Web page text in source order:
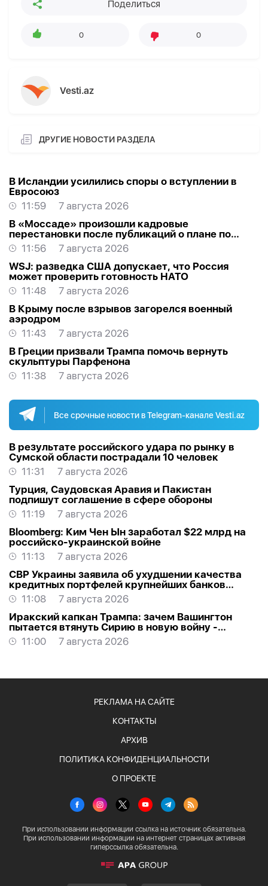
Поделиться
0 0
Vesti.az
ДРУГИЕ НОВОСТИ РАЗДЕЛА
В Исландии усилились споры о вступлении в
Евросоюз
11:59
7 августа 2026
В «Моссаде» произошли кадровые
перестановки после публикаций о плане по
Ирану
11:56
7 августа 2026
WSJ: разведка США допускает, что Россия
может проверить готовность НАТО
11:48
7 августа 2026
В Крыму после взрывов загорелся военный
аэродром
11:43
7 августа 2026
В Греции призвали Трампа помочь вернуть
скульптуры Парфенона
11:38
7 августа 2026
Все срочные новости в Telegram-канале Vesti.az
В результате российского удара по рынку в
Сумской области пострадали 10 человек
11:31
7 августа 2026
Турция, Саудовская Аравия и Пакистан
подпишут соглашение в сфере обороны
11:19
7 августа 2026
Bloomberg: Ким Чен Ын заработал $22 млрд на
российско-украинской войне
11:13
7 августа 2026
СВР Украины заявила об ухудшении качества
кредитных портфелей крупнейших банков
России
11:08
7 августа 2026
Иракский капкан Трампа: зачем Вашингтон
пытается втянуть Сирию в новую войну -
АНАЛИТИКА
11:00 7 августа 2026
РЕКЛАМА НА САЙТЕ
КОНТАКТЫ
АРХИВ
ПОЛИТИКА КОНФИДЕНЦИАЛЬНОСТИ
О ПРОЕКТЕ
При использовании информации ссылка на источник обязательна.
При использовании информации на интернет страницах активная
гиперссылка обязательна.